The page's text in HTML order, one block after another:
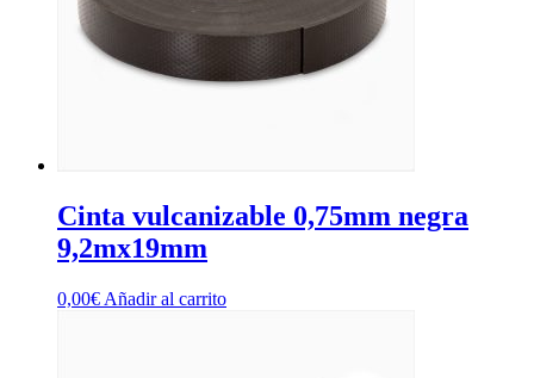
Cinta vulcanizable 0,75mm negra
9,2mx19mm
0,00€ Añadir al carrito